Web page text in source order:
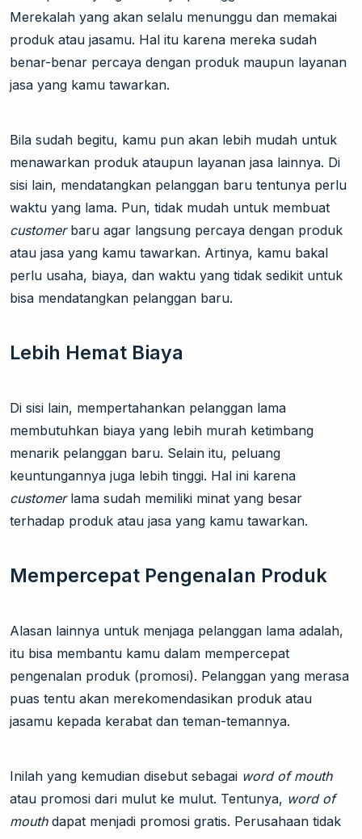
Merekalah yang akan selalu menunggu dan memakai
produk atau jasamu. Hal itu karena mereka sudah
benar-benar percaya dengan produk maupun layanan
jasa yang kamu tawarkan.
Bila sudah begitu, kamu pun akan lebih mudah untuk
menawarkan produk ataupun layanan jasa lainnya. Di
sisi lain, mendatangkan pelanggan baru tentunya perlu
waktu yang lama. Pun, tidak mudah untuk membuat
customer baru agar langsung percaya dengan produk
atau jasa yang kamu tawarkan. Artinya, kamu bakal
perlu usaha, biaya, dan waktu yang tidak sedikit untuk
bisa mendatangkan pelanggan baru.
Lebih Hemat Biaya
Di sisi lain, mempertahankan pelanggan lama
membutuhkan biaya yang lebih murah ketimbang
menarik pelanggan baru. Selain itu, peluang
keuntungannya juga lebih tinggi. Hal ini karena
customer lama sudah memiliki minat yang besar
terhadap produk atau jasa yang kamu tawarkan.
Mempercepat Pengenalan Produk
Alasan lainnya untuk menjaga pelanggan lama adalah,
itu bisa membantu kamu dalam mempercepat
pengenalan produk (promosi). Pelanggan yang merasa
puas tentu akan merekomendasikan produk atau
jasamu kepada kerabat dan teman-temannya.
Inilah yang kemudian disebut sebagai word of mouth
atau promosi dari mulut ke mulut. Tentunya, word of
mouth dapat menjadi promosi gratis. Perusahaan tidak